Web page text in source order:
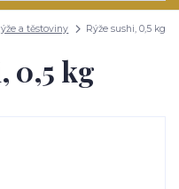
a těstoviny Rýže sushi, 0,5 kg
0,5 kg